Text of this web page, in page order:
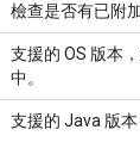
檢查是否有已附
支援的 OS 版本
中。
支援的 Java 版本